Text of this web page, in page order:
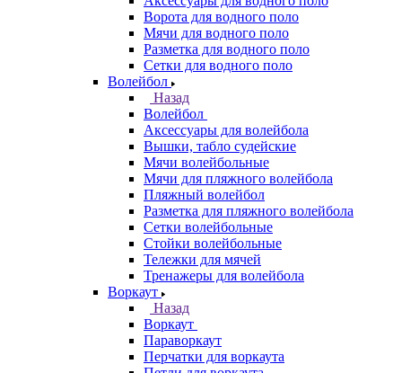
Ворота для водного поло
Мячи для водного поло
Разметка для водного поло
Сетки для водного поло
Волейбол
Назад
Волейбол
Аксессуары для волейбола
Вышки, табло судейские
Мячи волейбольные
Мячи для пляжного волейбола
Пляжный волейбол
Разметка для пляжного волейбола
Сетки волейбольные
Стойки волейбольные
Тележки для мячей
Тренажеры для волейбола
Воркаут
Назад
Воркаут
Параворкаут
Перчатки для воркаута